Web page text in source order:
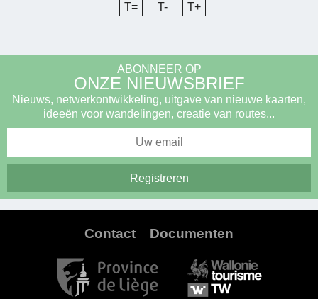
T= T- T+
ABONNEER OP
ONZE NIEUWSBRIEF
Nieuws, netwerkontwikkeling, uitgave van nieuwe kaarten,
ideeën voor wandelingen, creatie van routes...
Contact Documenten